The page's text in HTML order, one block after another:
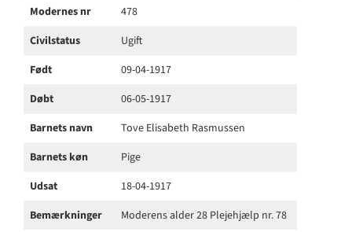
Modernes nr
478
Civilstatus
Ugift
Født
09-04-1917
Døbt
06-05-1917
Barnets navn
Tove Elisabeth Rasmussen
Barnets køn
Pige
Udsat
18-04-1917
Bemærkninger
Moderens alder 28 Plejehjælp nr. 78